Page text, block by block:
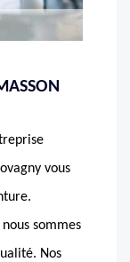
vous
sommes
Nos